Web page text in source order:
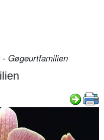
Gøgeurtfamilien